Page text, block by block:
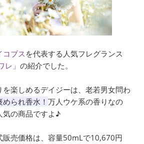
コブス を代表する人気フレグランス
レ」 の紹介でした。
楽しめるデイジーは、老若男女問わ
められ香水！ 万人ウケ系の香りなの
気の商品ですよ♪
販売価格は、容量50mLで10,670円